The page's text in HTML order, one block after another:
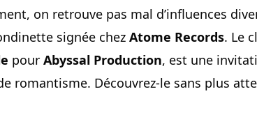
on retrouve pas mal d’influences
signée chez Atome Records. Le
pour Abyssal Production, est une
romantisme. Découvrez-le sans plus